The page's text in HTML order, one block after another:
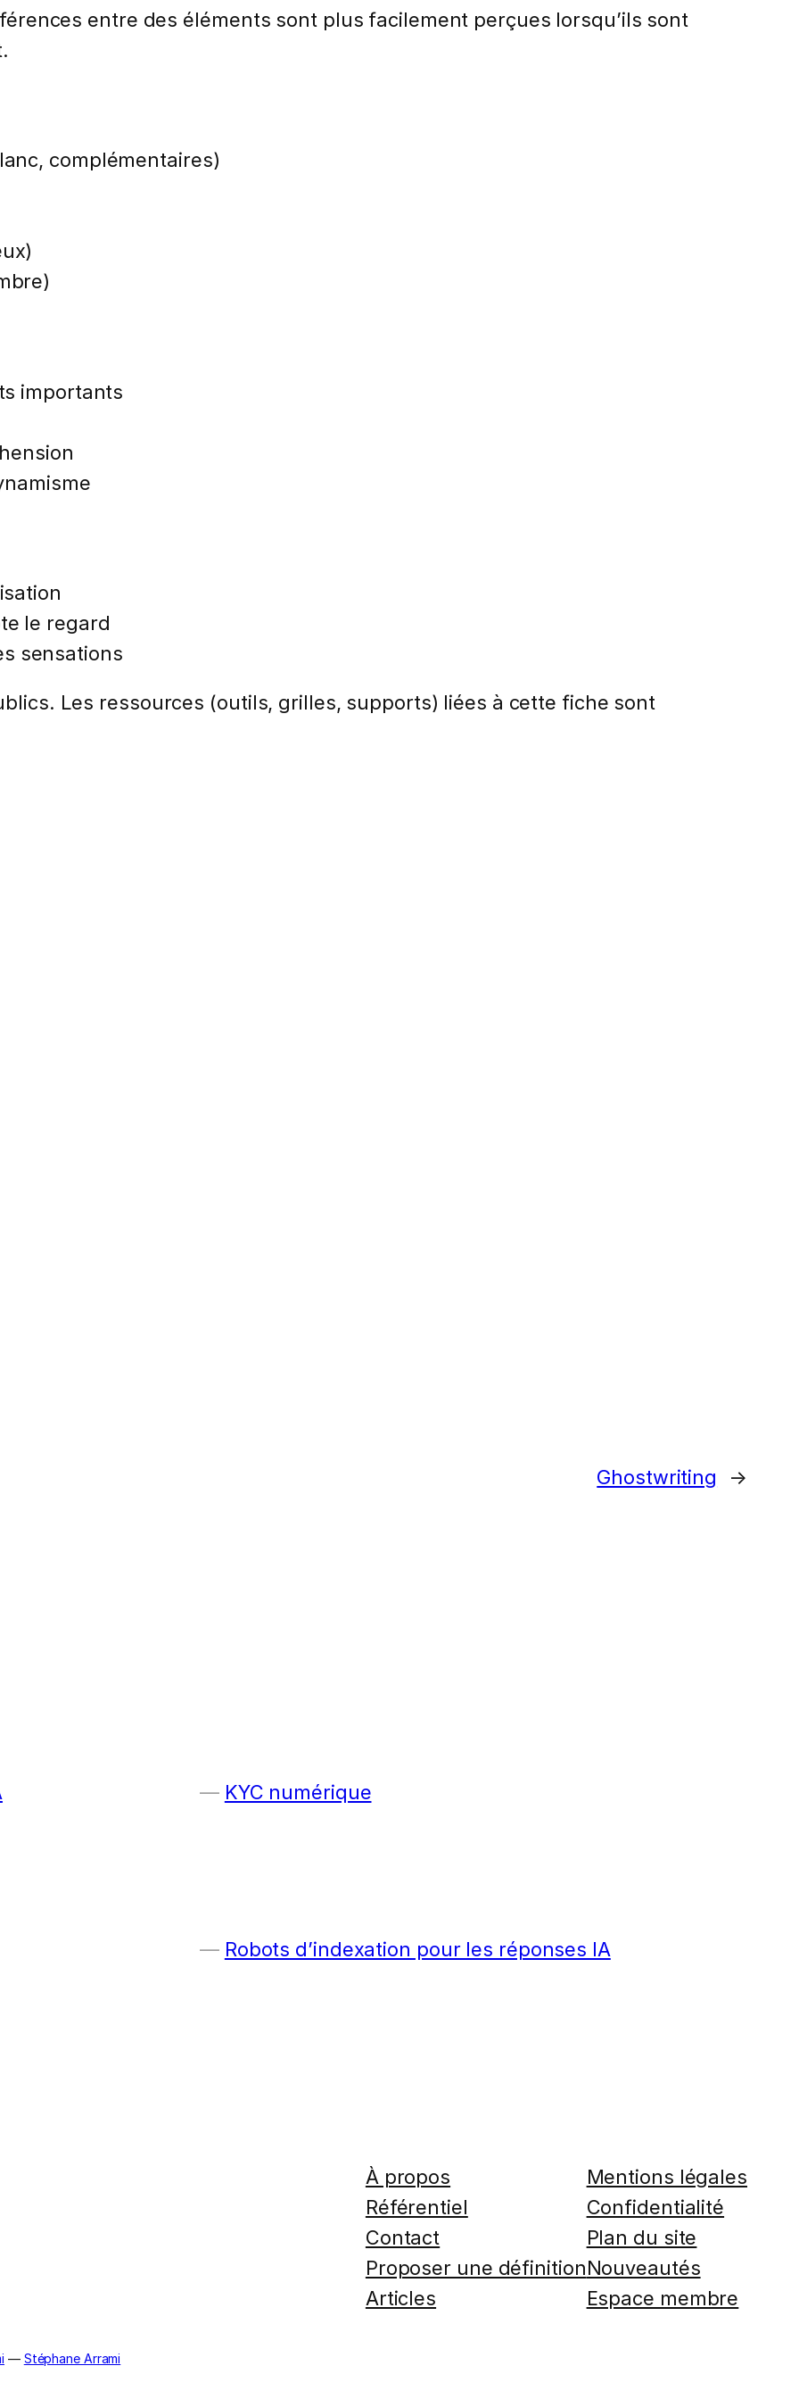
entre des éléments sont plus facilement perçues lorsqu’ils sont
complémentaires)
importants
le regard
sensations
Les ressources (outils, grilles, supports) liées à cette fiche sont
Ghostwriting →
KYC numérique
Robots d’indexation pour les réponses IA
À propos
Référentiel
Contact
Proposer une définition
Articles
Mentions légales
Confidentialité
Plan du site
Nouveautés
Espace membre
— Stéphane Arrami